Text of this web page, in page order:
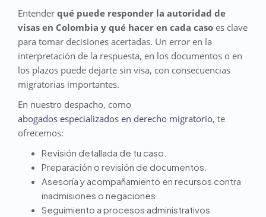
Entender qué puede responder la autoridad de
visas en Colombia y qué hacer en cada caso es clave
para tomar decisiones acertadas. Un error en la
interpretación de la respuesta, en los documentos o en
los plazos puede dejarte sin visa, con consecuencias
migratorias importantes.
En nuestro despacho, como
abogados especializados en derecho migratorio, te
ofrecemos:
Revisión detallada de tu caso.
Preparación o revisión de documentos.
Asesoría y acompañamiento en recursos contra
inadmisiones o negaciones.
Seguimiento a procesos administrativos